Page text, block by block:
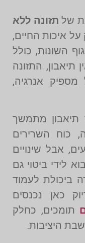
של תזונה ללא
איכות החיים,
השונות, כולל
התזונה
מספיק אנרגיה,
תיאבון מתמשך
כוח השרירים
אבל שינויים
לידי ביטוי גם
ביכולת לעמוד
כאן נכנסים
תומכים, כחלק
היציבות.